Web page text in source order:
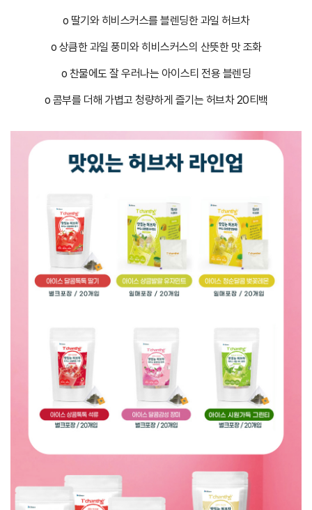
o 딸기와 히비스커스를 블렌딩한 과일 허브차
o 상큼한 과일 풍미와 히비스커스의 산뜻한 맛 조화
o 찬물에도 잘 우러나는 아이스티 전용 블렌딩
o 콤부를 더해 가볍고 청량하게 즐기는 허브차 20티백